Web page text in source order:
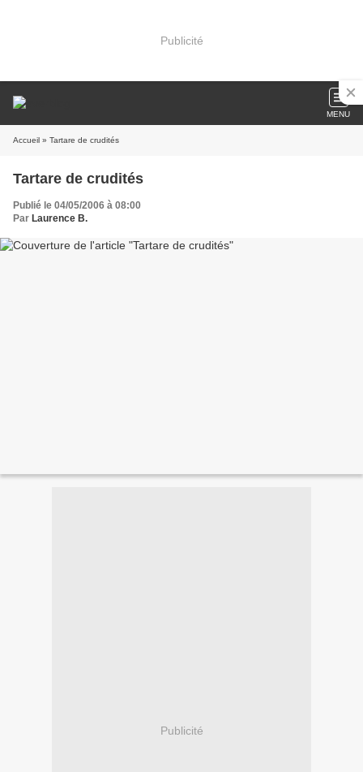
Publicité
MENU
Accueil » Tartare de crudités
Tartare de crudités
Publié le 04/05/2006 à 08:00
Par Laurence B.
Publicité